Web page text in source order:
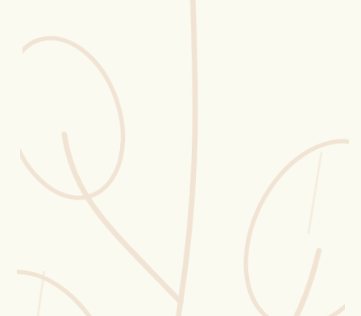
Sammelkalender
Blüten-Finder
Phänologie-Radar
Vogelstimmen
Gartenplaner
Challenges